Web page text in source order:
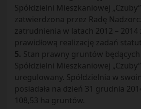
Spółdzielni Mieszkaniowej „Czuby”
zatwierdzona przez Radę
zatrudnienia w latach 2012 – 2014
prawidłową realizację zadań
5. Stan prawny gruntów będących
Spółdzielni Mieszkaniowej
uregulowany. Spółdzielnia w
posiadała na dzień 31 grudnia
108,53 ha gruntów.